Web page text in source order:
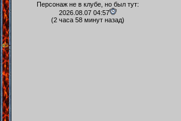
Персонаж не в клубе, но был тут:
2026.08.07 04:57
(2 часа 58 минут назад)